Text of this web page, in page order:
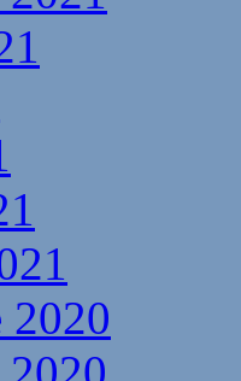
2020